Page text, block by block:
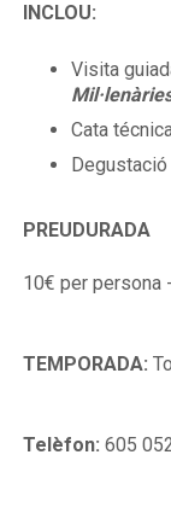
INCLOU:
Visita
Cata
PREU DURADA
10€ per persona
TEMPORADA:
Telèfon:605